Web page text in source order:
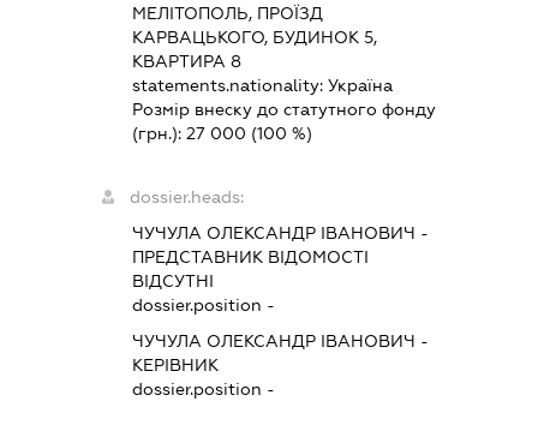
МЕЛІТОПОЛЬ, ПРОЇЗД
КАРВАЦЬКОГО, БУДИНОК 5,
КВАРТИРА 8
statements.nationality: Україна
Розмір внеску до статутного фонду
(грн.): 27 000 (100 %)
dossier.heads:
ЧУЧУЛА ОЛЕКСАНДР ІВАНОВИЧ -
ПРЕДСТАВНИК ВІДОМОСТІ
ВІДСУТНІ
dossier.position -
ЧУЧУЛА ОЛЕКСАНДР ІВАНОВИЧ -
КЕРІВНИК
dossier.position -